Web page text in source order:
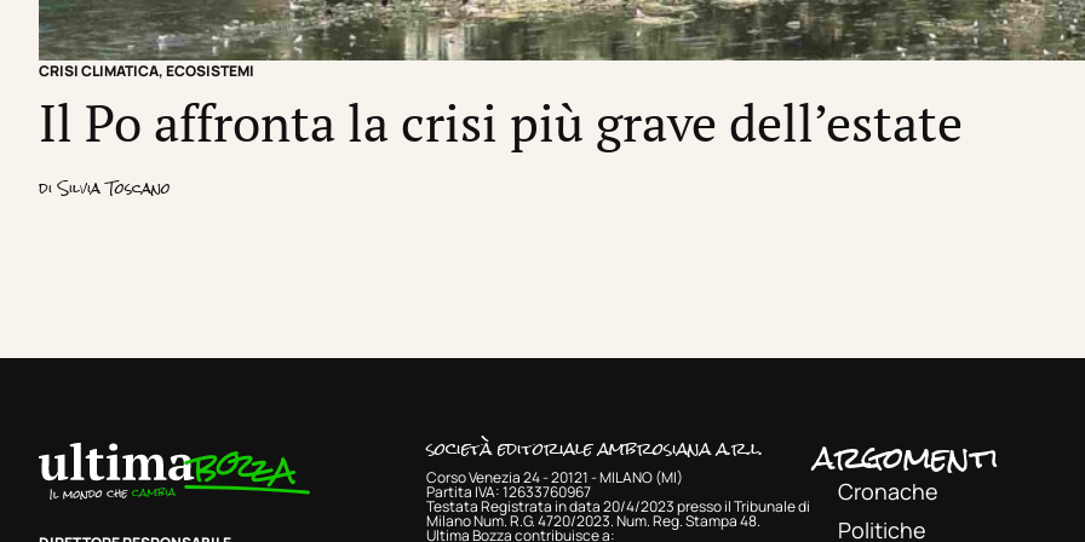
CRISI CLIMATICA,ECOSISTEMI
Il Po affronta la crisi più grave dell’estate
diSilvia Toscano
società editoriale ambrosiana a.r.l.
Corso Venezia 24 - 20121 - MILANO (MI)
Partita IVA: 12633760967
Testata Registrata in data 20/4/2023 presso il Tribunale di
Milano Num. R.G. 4720/2023. Num. Reg. Stampa 48.
Ultima Bozza contribuisce a:
argomenti
Cronache
Politiche